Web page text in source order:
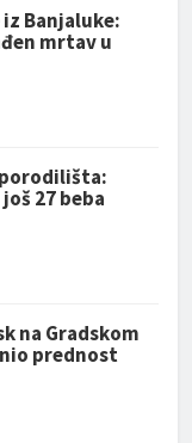
Banjaluke:
mrtav u
27 beba
na Gradskom
prednost